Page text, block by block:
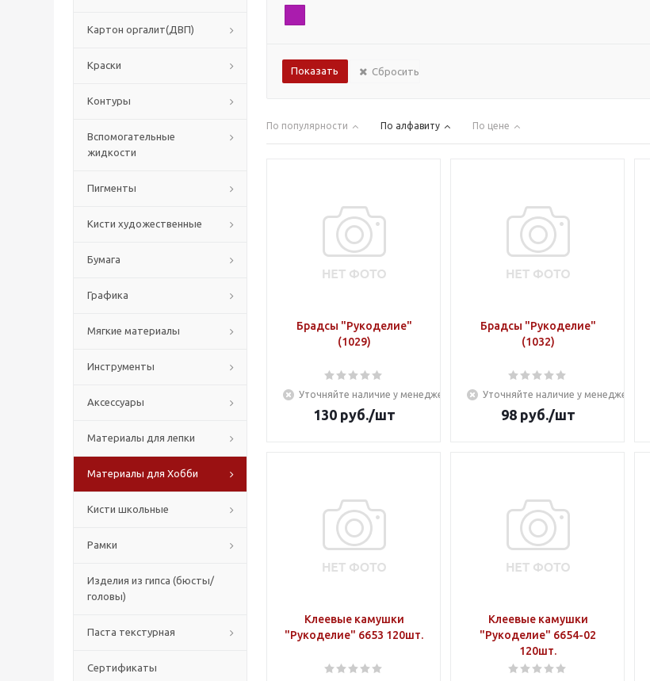
Картон оргалит(ДВП)
Краски
Контуры
Вспомогательные
жидкости
Пигменты
Кисти художественные
Бумага
Графика
Мягкие материалы
Инструменты
Аксессуары
Материалы для лепки
Материалы для Хобби
Кисти школьные
Рамки
Изделия из гипса (бюсты/
головы)
Паста текстурная
Сертификаты
Сбросить
По популярности По алфавиту По цене
Брадсы "Рукоделие"
(1029)
Уточняйте наличие у менеджера
130руб./шт
Брадсы "Рукоделие"
(1032)
Уточняйте наличие у менеджера
98руб./шт
Клеевые камушки
"Рукоделие" 6653 120шт.
Клеевые камушки
"Рукоделие" 6654-02
120шт.